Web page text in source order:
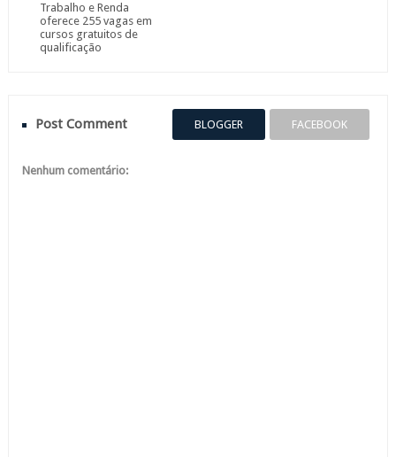
Trabalho e Renda
oferece 255 vagas em
cursos gratuitos de
qualificação
Post Comment BLOGGER FACEBOOK
Nenhum comentário: